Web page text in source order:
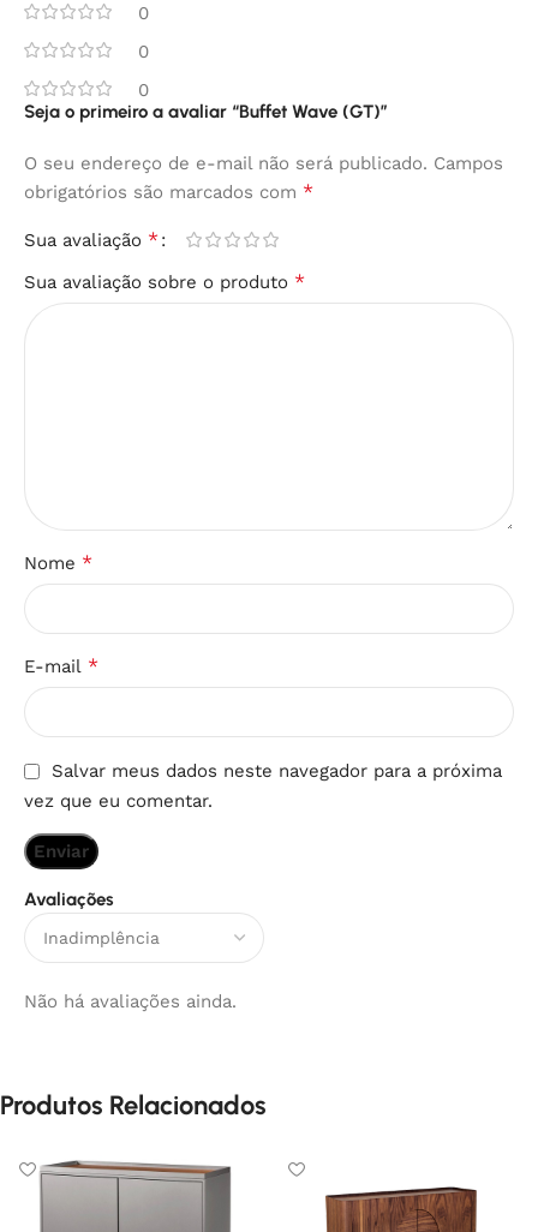
0
0
0
Avaliações
Não há avaliações ainda.
Seja o primeiro a avaliar “Buffet Wave (GT)”
O seu endereço de e-mail não será publicado. Campos
obrigatórios são marcados com *
Sua avaliação *
Sua avaliação sobre o produto *
Nome *
E-mail *
Salvar meus dados neste navegador para a próxima
vez que eu comentar.
Produtos Relacionados